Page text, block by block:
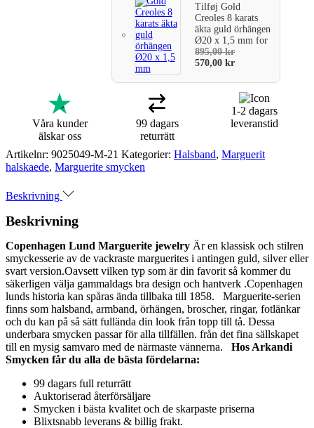
TilføjGold
Creoles 8 karats
äkta guld örhängen
Ø20 x 1,5 mmfor
895,00kr
570,00kr
Våra kunder
älskar oss
99 dagars
returrätt
1-2 dagars
leveranstid
Artikelnr: 9025049-M-21 Kategorier: Halsband, Marguerit
halskaede, Marguerite smycken
Beskrivning
Beskrivning
Copenhagen Lund Marguerite jewelry Är en klassisk och stilren
smyckesserie av de vackraste marguerites i antingen guld, silver eller
svart version.Oavsett vilken typ som är din favorit så kommer du
säkerligen välja gammaldags bra design och hantverk .Copenhagen
lunds historia kan spåras ända tillbaka till 1858. Marguerite-serien
finns som halsband, armband, örhängen, broscher, ringar, fotlänkar
och du kan på så sätt fullända din look från topp till tå. Dessa
underbara smycken passar för alla tillfällen. från det fina sällskapet
till en mysig samvaro med de närmaste vännerna. Hos Arkandi
Smycken får du alla de bästa fördelarna:
99 dagars full returrätt
Auktoriserad återförsäljare
Smycken i bästa kvalitet och de skarpaste priserna
Blixtsnabb leverans & billig frakt.